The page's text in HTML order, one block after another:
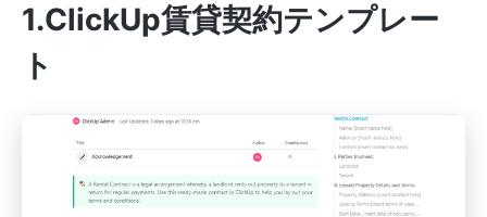
1.ClickUp賃貸契約テンプレー
ト